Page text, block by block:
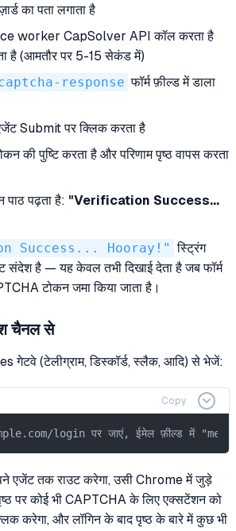
का पता लगाता है
worker CapSolver API कॉल करता है
है (आमतौर पर 5-15 सेकंड में)
response फॉर्म फ़ील्ड में डाला
Submit पर क्लिक करता है
की पुष्टि करता है और परिणाम पृष्ठ वापस करता
पाठ पढ़ता है: "Verification Success...
Success... Hooray!" स्ट्रिंग
संदेश है — यह केवल तभी दिखाई देता है जब फॉर्म
टोकन जमा किया जाता है।
चैनल से
गेटवे (टेलीग्राम, डिस्कॉर्ड, स्लैक, आदि) से भेजें:
Copy
login पर जाएं, ईमेल फ़ील्ड में
एजेंट तक राउट करेगा, उसी Chrome में जुड़े
पृष्ठ पर कोई भी CAPTCHA के लिए एक्सटेंशन को
करेगा, और लॉगिन के बाद पृष्ठ के बारे में कुछ भी